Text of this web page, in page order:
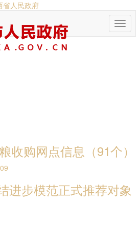
省人民政府
收购网点信息（91个）
进步模范正式推荐对象